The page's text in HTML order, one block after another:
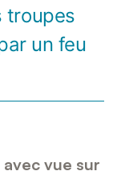
troupes
un feu
vue sur